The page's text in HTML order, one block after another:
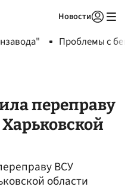
Новости
Проблемы с
переправу
ВСУ
области